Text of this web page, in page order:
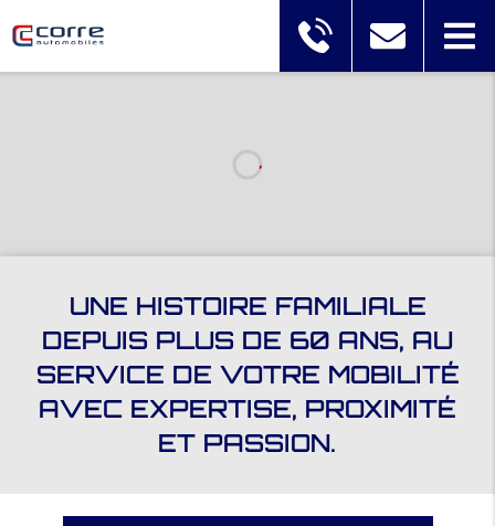
UNE HISTOIRE FAMILIALE
DEPUIS PLUS DE 60 ANS, AU
SERVICE DE VOTRE MOBILITÉ
AVEC EXPERTISE, PROXIMITÉ
ET PASSION.